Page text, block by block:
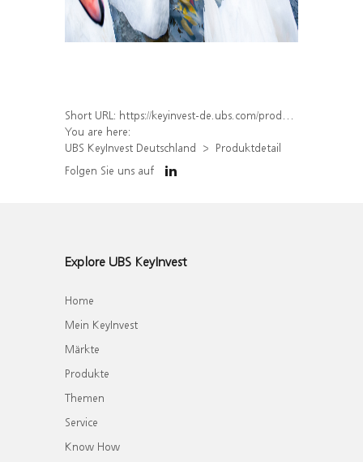
Short URL: https://keyinvest-de.ubs.com/produkt/detail/index/isin/DE000WA77Z27
You are here:
UBS KeyInvest Deutschland
Produktdetail
Folgen Sie uns auf
Explore UBS KeyInvest
Home
Mein KeyInvest
Märkte
Produkte
Themen
Service
Know How